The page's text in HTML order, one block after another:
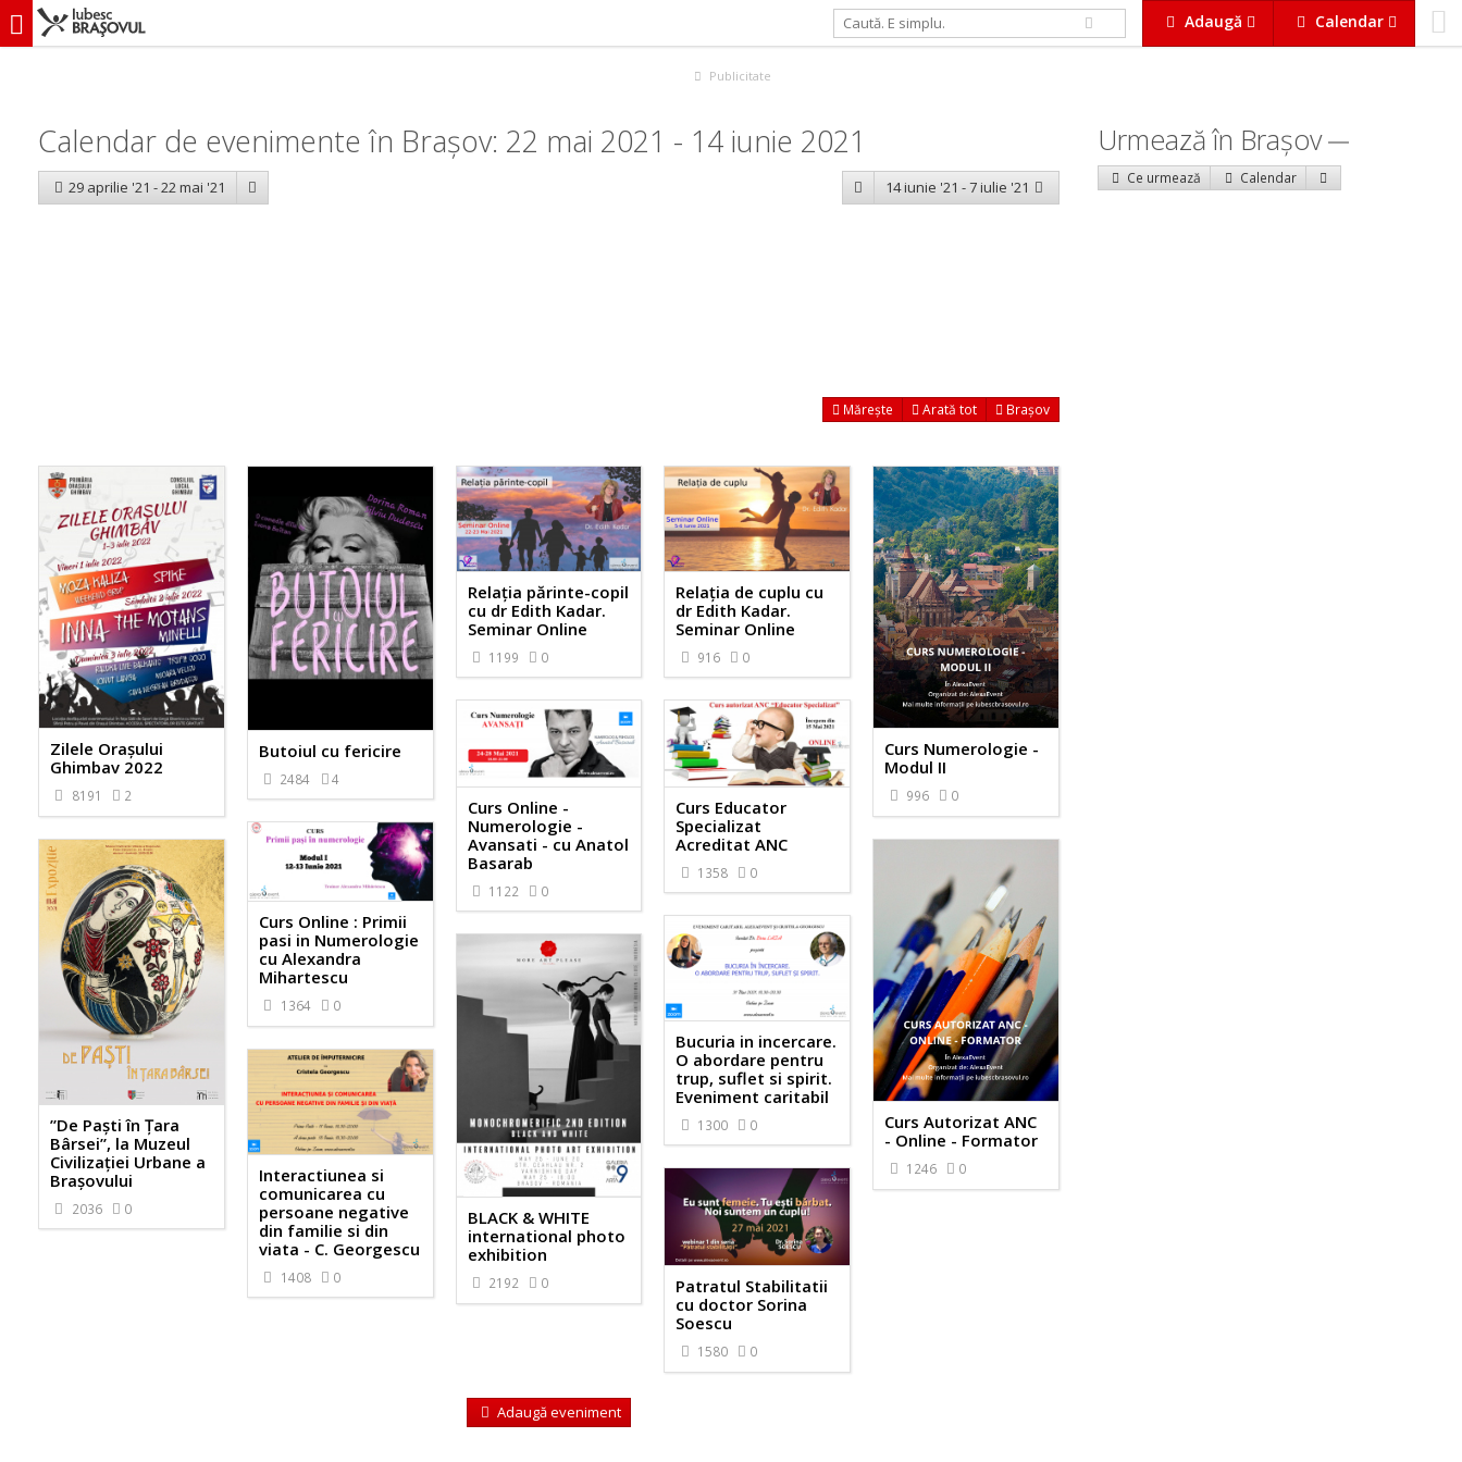
Adaugă Calendar
iubescbraşovul.ro
Publicitate
Calendar de evenimente în Brașov: 22 mai 2021 - 14 iunie 2021
29 aprilie '21 - 22 mai '21 14 iunie '21 - 7 iulie '21
Mărește Arată tot Brașov
Zilele Orașului
Ghimbav 2022
8191 2
Butoiul cu fericire
2484 4
Relația părinte-copil
cu dr Edith Kadar.
Seminar Online
1199 0
Relația de cuplu cu
dr Edith Kadar.
Seminar Online
916 0
Curs Numerologie -
Modul II
996 0
Curs Online -
Numerologie -
Avansati - cu Anatol
Basarab
1122 0
Curs Educator
Specializat
Acreditat ANC
1358 0
Curs Online : Primii
pasi in Numerologie
cu Alexandra
Mihartescu
1364 0
”De Paști în Țara
Bârsei”, la Muzeul
Civilizației Urbane a
Brașovului
2036 0
Curs Autorizat ANC
- Online - Formator
1246 0
Bucuria in incercare.
O abordare pentru
trup, suflet si spirit.
Eveniment caritabil
1300 0
BLACK & WHITE
international photo
exhibition
2192 0
Interactiunea si
comunicarea cu
persoane negative
din familie si din
viata - C. Georgescu
1408 0
Patratul Stabilitatii
cu doctor Sorina
Soescu
1580 0
Adaugă eveniment
Urmează în Braşov
Ce urmează Calendar